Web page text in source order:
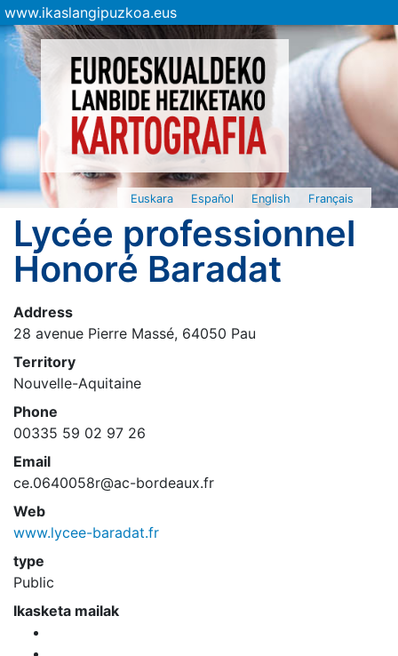
www.ikaslangipuzkoa.eus
Euskara Español English Français
Lycée professionnel
Honoré Baradat
Address
28 avenue Pierre Massé, 64050 Pau
Territory
Nouvelle-Aquitaine
Phone
00335 59 02 97 26
Email
ce.0640058r@ac-bordeaux.fr
Web
www.lycee-baradat.fr
type
Public
Ikasketa mailak